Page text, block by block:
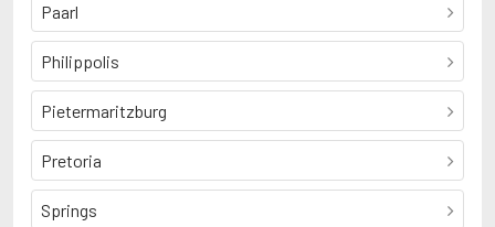
Paarl
Philippolis
Pietermaritzburg
Pretoria
Springs